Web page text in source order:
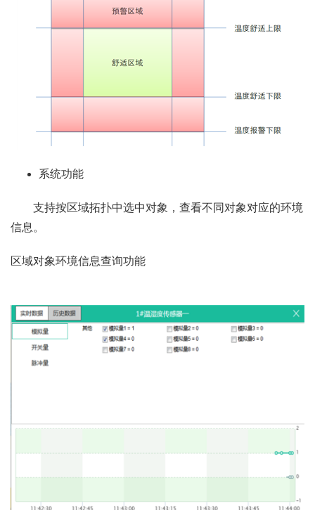
系统功能
支持按区域拓扑中选中对象，查看不同对象对应的环境
信息。
区域对象环境信息查询功能